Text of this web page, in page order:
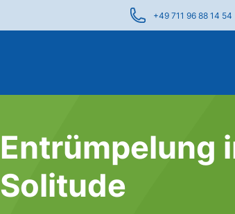
+49 711 96 88 14 54
Entrümpelung
Solitude